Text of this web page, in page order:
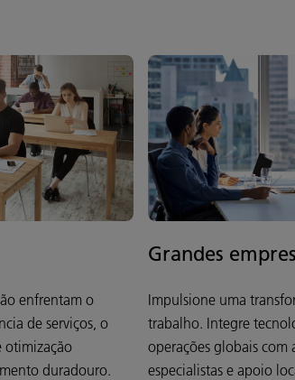
enfrentam o
de serviços, o
otimização
duradouro.
Grandes
Impulsione uma
trabalho. Integre
operações globais com
especialistas e apoio